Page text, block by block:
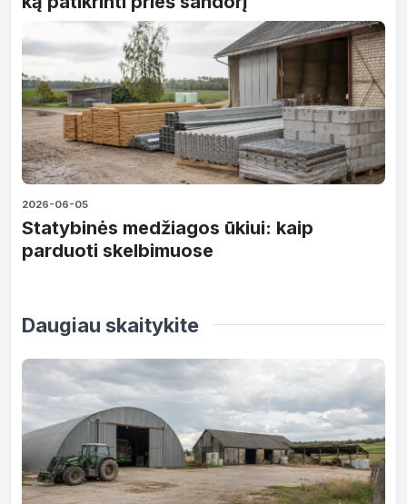
2026-06-05
Statybinės medžiagos ūkiui: kaip
parduoti skelbimuose
Daugiau skaitykite